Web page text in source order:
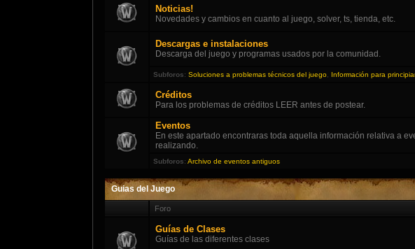
Noticias!
Novedades y cambios en cuanto al juego, solver, ts, tienda, etc.
Descargas e instalaciones
Descarga del juego y programas usados por la comunidad.
Subforos: Soluciones a problemas técnicos del juego Información para
Créditos
Para los problemas de créditos LEER antes de postear.
Eventos
En este apartado encontraras toda aquella información relativa a
realizando.
Subforos: Archivo de eventos antiguos
Guias del Juego
Foro
Guías de Clases
Guías de las diferentes clases